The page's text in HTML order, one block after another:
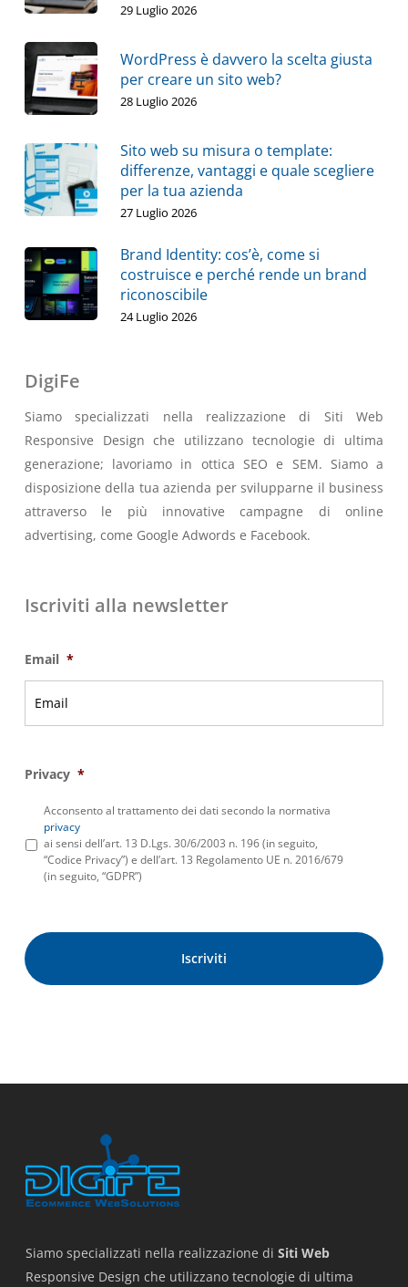
29 Luglio 2026
WordPress è davvero la scelta giusta
per creare un sito web?
28 Luglio 2026
Sito web su misura o template:
differenze, vantaggi e quale scegliere
per la tua azienda
27 Luglio 2026
Brand Identity: cos’è, come si
costruisce e perché rende un brand
riconoscibile
24 Luglio 2026
DigiFe
Siamo specializzati nella realizzazione di Siti Web
Responsive Design che utilizzano tecnologie di ultima
generazione; lavoriamo in ottica SEO e SEM. Siamo a
disposizione della tua azienda per svilupparne il business
attraverso le più innovative campagne di online
advertising, come Google Adwords e Facebook.
Iscriviti alla newsletter
Email *
Privacy *
Acconsento al trattamento dei dati secondo la normativa
privacy
ai sensi dell’art. 13 D.Lgs. 30/6/2003 n. 196 (in seguito,
“Codice Privacy”) e dell’art. 13 Regolamento UE n. 2016/679
(in seguito, “GDPR”)
Siamo specializzati nella realizzazione di Siti Web
Responsive Design che utilizzano tecnologie di ultima